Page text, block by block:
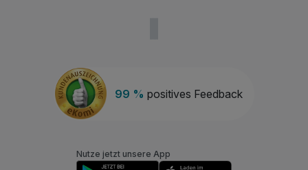
99 % positives Feedback
Nutze jetzt unsere App